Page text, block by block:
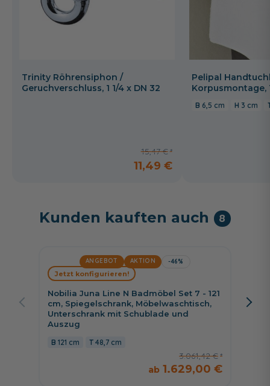
Trinity Röhrensiphon /
Geruchverschluss, 1 1/4 x DN 32
15,47 €
11,49 €
Pelipal
Korpusmontage,
6,5 cm 3 cm
Kunden kauften auch 8
ANGEBOT AKTION -46%
Nobilia Juna Line N Badmöbel Set 7 - 121
cm, Spiegelschrank, Möbelwaschtisch,
Unterschrank mit Schublade und
Auszug
121 cm 48,7 cm
3.061,42 €
1.629,00 €
Jetzt konfigurieren!
cm,